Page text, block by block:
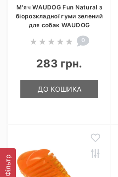
Фільтр
М'яч WAUDOG Fun Natural з
біорозкладної гуми зелений
для собак WAUDOG
0
283 грн.
ДО КОШИКА